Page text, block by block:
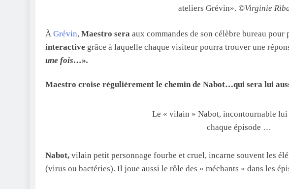
ateliers Grévin». ©Virginie
À Grévin, Maestro sera aux commandes de son célèbre bureau pour
interactive grâce à laquelle chaque visiteur pourra trouver une
une fois…».
Maestro croise régulièrement le chemin de Nabot…qui sera lui
Le « vilain » Nabot, incontournable lui
chaque épisode …
Nabot, vilain petit personnage fourbe et cruel, incarne souvent les
(virus ou bactéries). Il joue aussi le rôle des « méchants » dans les